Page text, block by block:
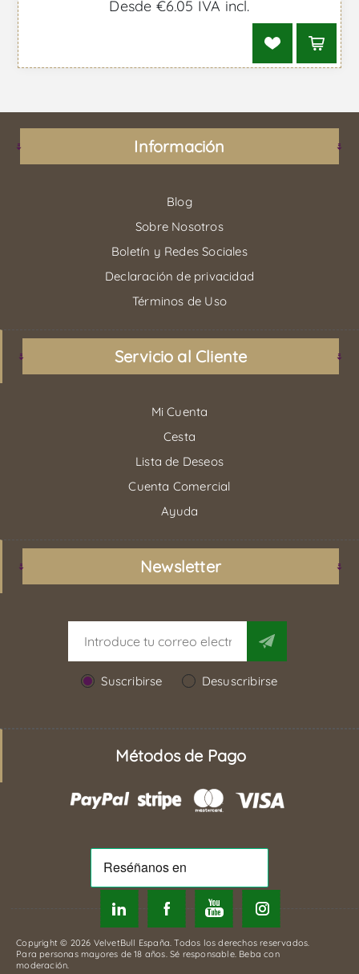
Desde €6,05 IVA incl.
Información
Blog
Sobre Nosotros
Boletín y Redes Sociales
Declaración de privacidad
Términos de Uso
Servicio al Cliente
Mi Cuenta
Cesta
Lista de Deseos
Cuenta Comercial
Ayuda
Newsletter
Suscribirse Desuscribirse
Métodos de Pago
Copyright © 2026 VelvetBull España. Todos los derechos reservados.
Para personas mayores de 18 años. Sé responsable. Beba con
moderación.